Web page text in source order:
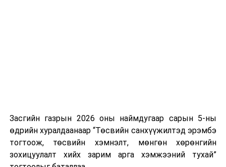
Шинэ хууль Францын зах зээлд үйлчилдэг гадаадын
дуудлагын төвүүдэд нөлөөлөхөөр байна. Тухайлбал,
Мароккогийн дуудлагын төвүүдийн орлогын 80 гаруй
хувь Францын зах зээлээс бүрддэг бөгөөд тус улсын
Засгийн газрын 2026 оны наймдугаар сарын 5-ны
өдрийн хуралдаанаар “Төсвийн санхүүжилтэд эрэмбэ
тогтоож, төсвийн хэмнэлт, мөнгөн хөрөнгийн
зохицуулалт хийх зарим арга хэмжээний тухай”